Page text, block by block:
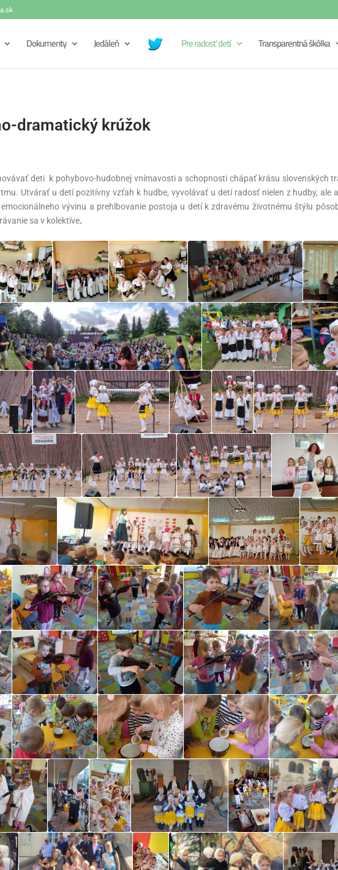
Dokumenty Jedáleň Pre radosť detí Transparentná škôlka
dramatický krúžok
deti k pohybovo-hudobnej vnímavosti a schopnosti chápať krásu slovenských
Utvárať u detí pozitívny vzťah k hudbe, vyvolávať u detí radosť nielen z hudby, ale
vývinu a prehlbovanie postoja u detí k zdravému životnému štýlu
sa v kolektíve.